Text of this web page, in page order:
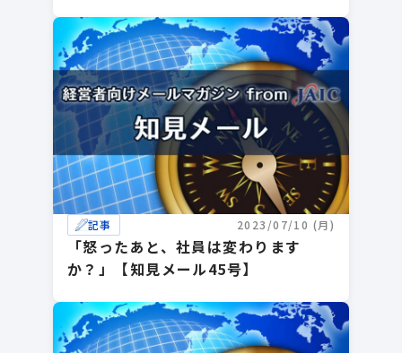
記事 2023/07/10 (月)
「怒ったあと、社員は変わります
か？」【知見メール45号】